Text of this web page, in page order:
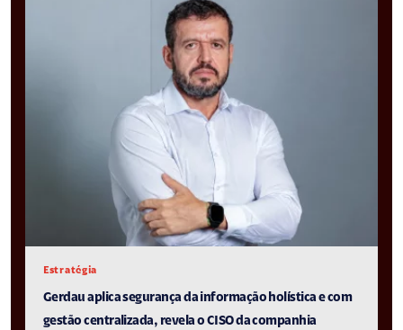
Estratégia
Gerdau aplica segurança da informação holística e com
gestão centralizada, revela o CISO da companhia